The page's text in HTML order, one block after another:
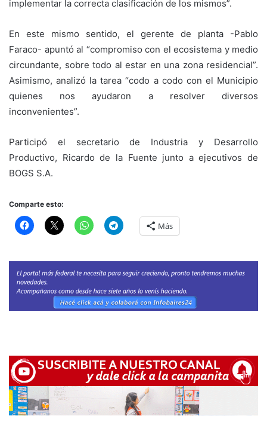
implementar la correcta clasificación de los mismos”.
En este mismo sentido, el gerente de planta -Pablo
Faraco- apuntó al “compromiso con el ecosistema y medio
circundante, sobre todo al estar en una zona residencial”.
Asimismo, analizó la tarea “codo a codo con el Municipio
quienes nos ayudaron a resolver diversos
inconvenientes”.
Participó el secretario de Industria y Desarrollo
Productivo, Ricardo de la Fuente junto a ejecutivos de
BOGS S.A.
Comparte esto:
Más